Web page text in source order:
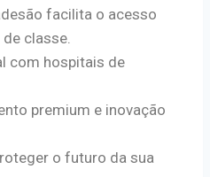
facilita o acesso
classe.
com hospitais de
premium e inovação
o futuro da sua